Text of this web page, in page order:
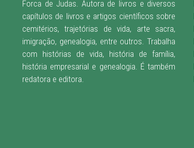
Forca de Judas. Autora de livros e diversos
capítulos de livros e artigos científicos sobre
cemitérios, trajetórias de vida, arte sacra,
imigração, genealogia, entre outros. Trabalha
com histórias de vida, história de família,
história empresarial e genealogia. É também
redatora e editora